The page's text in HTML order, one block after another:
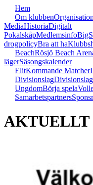
Hem
Om klubben
MediaHistoriaDigitalt
PokalskåpMedlemsinfo
drogpolicyBra att ha
BeachRösjö Beach
lägerSäsongskalender
ElitKommande Matcher
DivisionslagDivisionslag
UngdomBörja spela
Samarbetspartners
AKTUELLT